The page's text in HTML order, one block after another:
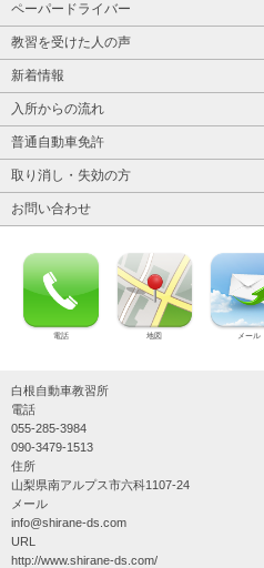
ペーパードライバー
教習を受けた人の声
新着情報
入所からの流れ
普通自動車免許
取り消し・失効の方
お問い合わせ
電話 地図 メール
白根自動車教習所
電話
055-285-3984
090-3479-1513
住所
山梨県南アルプス市六科1107-24
メール
info@shirane-ds.com
URL
http://www.shirane-ds.com/